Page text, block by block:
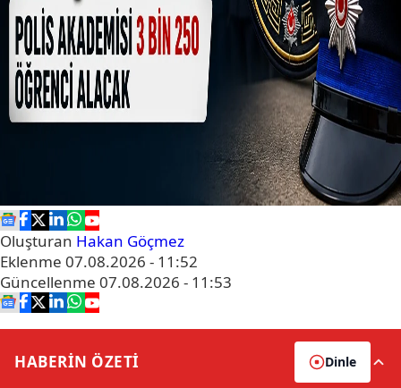
Oluşturan Hakan Göçmez
Eklenme 07.08.2026 - 11:52
Güncellenme 07.08.2026 - 11:53
HABERİN ÖZETİ Dinle